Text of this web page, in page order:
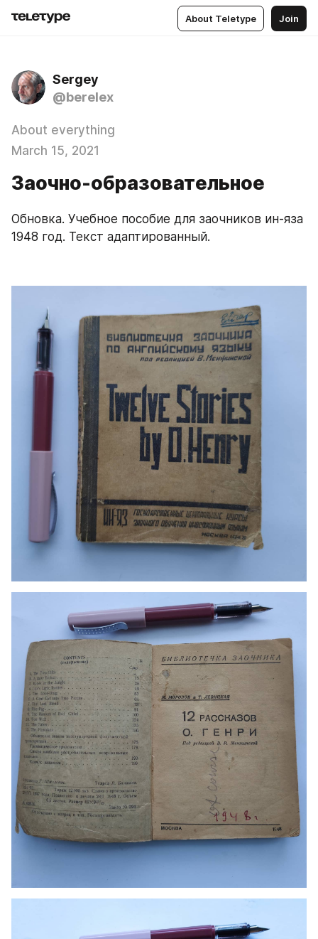
About Teletype Join
Sergey
@berelex
About everything
March 15, 2021
Заочно-образовательное
Обновка. Учебное пособие для заочников ин-яза
1948 год. Текст адаптированный.